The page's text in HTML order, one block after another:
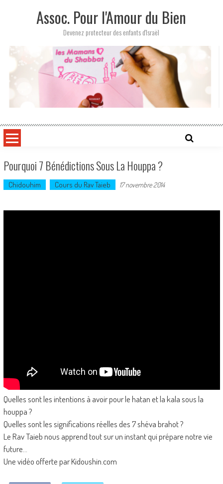
Assoc. Pour l'Amour du Bien
Devenez protecteur des enfants d'Israël
Pourquoi 7 Bénédictions Sous La Houppa ?
Chidouhim Cours du Rav Taieb 17 novembre 2014
Quelles sont les intentions à avoir pour le hatan et la kala sous la
houppa ?
Quelles sont les significations réelles des 7 shéva brahot ?
Le Rav Taieb nous apprend tout sur un instant qui prépare notre vie
future…
Une vidéo offerte par Kidoushin.com